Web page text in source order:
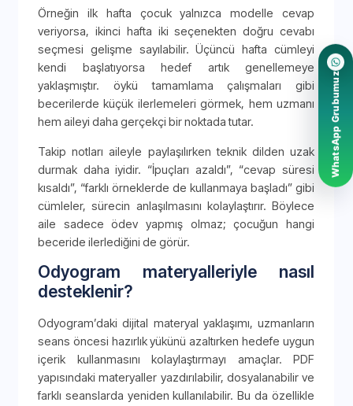
Örneğin ilk hafta çocuk yalnızca modelle cevap
veriyorsa, ikinci hafta iki seçenekten doğru cevabı
seçmesi gelişme sayılabilir. Üçüncü hafta cümleyi
kendi başlatıyorsa hedef artık genellemeye
yaklaşmıştır. öykü tamamlama çalışmaları gibi
becerilerde küçük ilerlemeleri görmek, hem uzmanı
hem aileyi daha gerçekçi bir noktada tutar.
Takip notları aileyle paylaşılırken teknik dilden uzak
durmak daha iyidir. “İpuçları azaldı”, “cevap süresi
kısaldı”, “farklı örneklerde de kullanmaya başladı” gibi
cümleler, sürecin anlaşılmasını kolaylaştırır. Böylece
aile sadece ödev yapmış olmaz; çocuğun hangi
beceride ilerlediğini de görür.
Odyogram materyalleriyle nasıl
desteklenir?
Odyogram’daki dijital materyal yaklaşımı, uzmanların
seans öncesi hazırlık yükünü azaltırken hedefe uygun
içerik kullanmasını kolaylaştırmayı amaçlar. PDF
yapısındaki materyaller yazdırılabilir, dosyalanabilir ve
farklı seanslarda yeniden kullanılabilir. Bu da özellikle
WhatsApp Grubumuz